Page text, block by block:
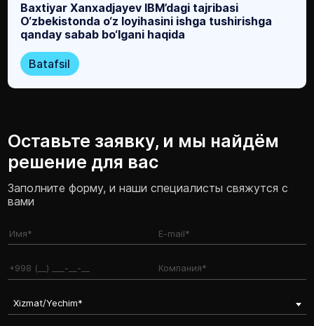
Baxtiyar Xanxadjayev IBM’dagi tajribasi
O‘zbekistonda o‘z loyihasini ishga tushirishga
qanday sabab bo‘lgani haqida
Batafsil
Оставьте заявку, и мы найдём
решение для вас
Заполните форму, и наши специалисты свяжутся с
вами
Xizmat/Yechim*